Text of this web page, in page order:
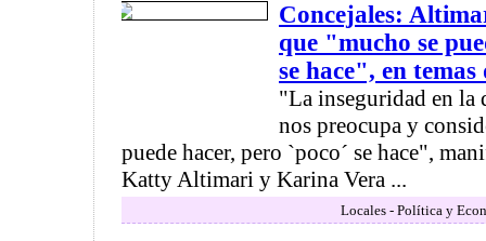
Concejales:
que "mucho se
se hace", en
"La inseguridad en la
nos preocupa y
puede hacer, pero `poco´ se hace",
Katty Altimari y Karina Vera ...
Locales - Política y